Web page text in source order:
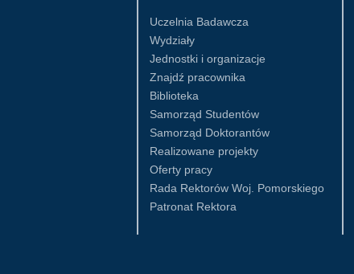
Uczelnia Badawcza
Wydziały
Jednostki i organizacje
Znajdź pracownika
Biblioteka
Samorząd Studentów
Samorząd Doktorantów
Realizowane projekty
Oferty pracy
Rada Rektorów Woj. Pomorskiego
Patronat Rektora